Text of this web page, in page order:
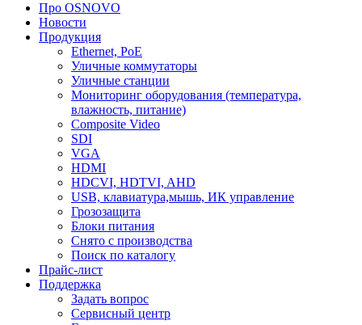
Про OSNOVO
Новости
Продукция
Ethernet, PoE
Уличные коммутаторы
Уличные станции
Мониторинг оборудования (температура,
влажность, питание)
Composite Video
SDI
VGA
HDMI
HDCVI, HDTVI, AHD
USB, клавиатура,мышь, ИК управление
Грозозащита
Блоки питания
Снято с производства
Поиск по каталогу
Прайс-лист
Поддержка
Задать вопрос
Сервисный центр